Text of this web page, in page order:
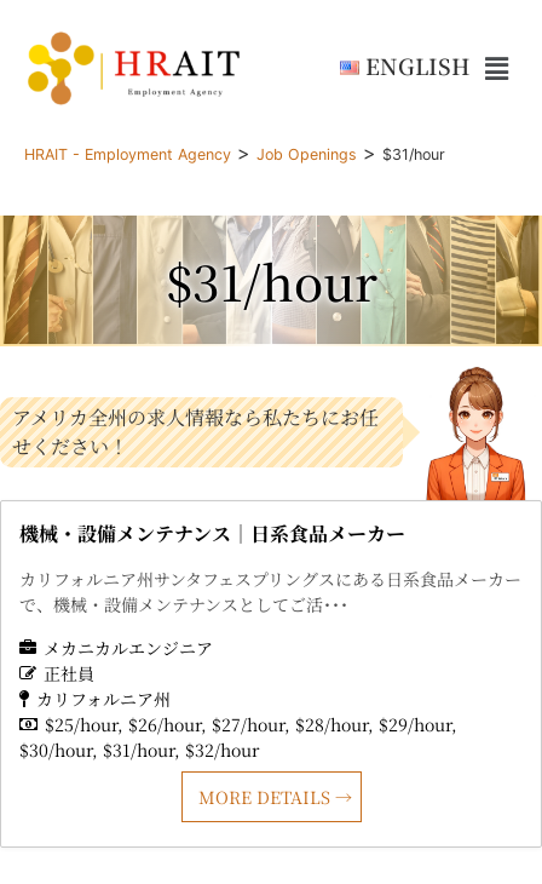
ENGLISH
HRAIT - Employment Agency > Job Openings > $31/hour
$31/hour
アメリカ全州の求人情報なら私たちにお任
せください！
機械・設備メンテナンス｜日系食品メーカー
カリフォルニア州サンタフェスプリングスにある日系食品メーカー
で、機械・設備メンテナンスとしてご活･･･
メカニカルエンジニア
正社員
カリフォルニア州
$25/hour $26/hour $27/hour $28/hour $29/hour
$30/hour $31/hour $32/hour
MORE DETAILS